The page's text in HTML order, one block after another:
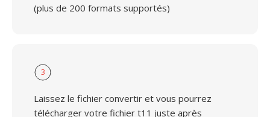
(plus de 200 formats supportés)
3
Laissez le fichier convertir et vous pourrez
télécharger votre fichier t11 juste après